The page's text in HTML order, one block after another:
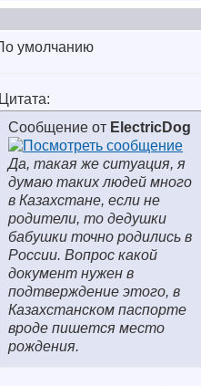
Цитата:
Сообщение от ElectricDog
Да, такая же ситуация, я
думаю таких людей много
в Казахстане, если не
родители, то дедушки
бабушки точно родились в
России. Вопрос какой
документ нужен в
подтверждение этого, в
Казахстанском паспорте
вроде пишется место
рождения.